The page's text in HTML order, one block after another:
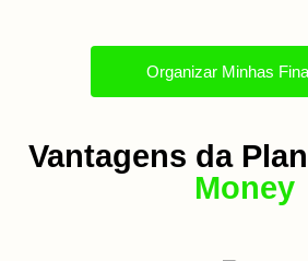
Organizar Minhas
Vantagens da
Money